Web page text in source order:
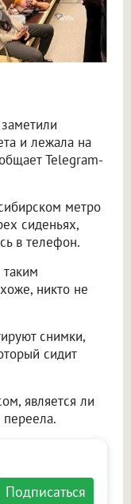
и лежала на
Telegram-
метро
сиденьях,
в телефон.
никто не
снимки,
сидит
является ли
Подписаться